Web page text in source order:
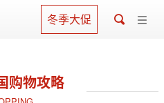
冬季大促
购物攻略